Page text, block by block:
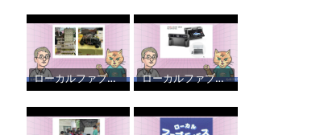
ローカルファブニュース vol.6 ユーザー交流会について ローカルファブニュース vol.5 レーザー加工機の集塵機の匂い問題と新しい3Dスキャナが欲しい